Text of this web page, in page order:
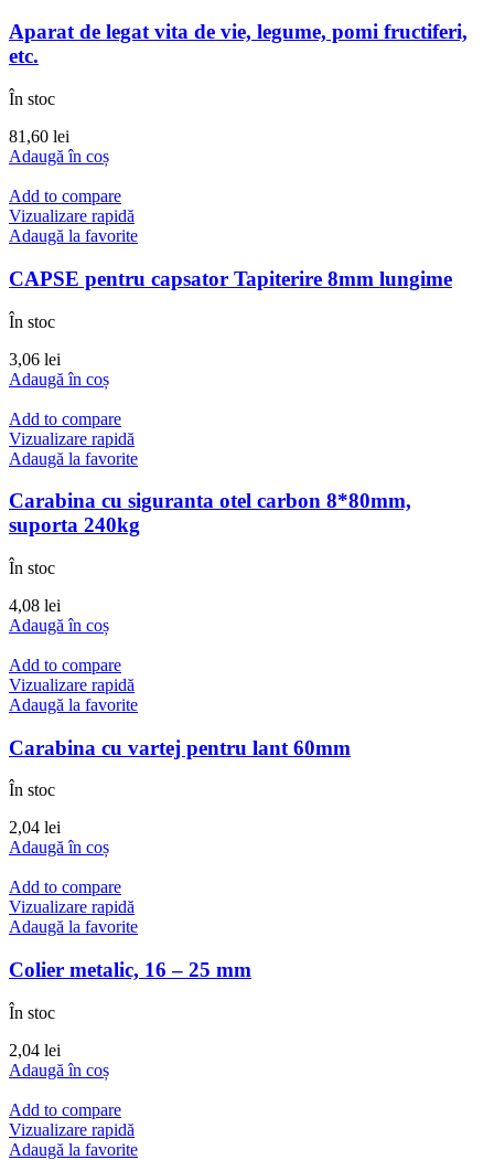
Aparat de legat vita de vie, legume, pomi fructiferi,
etc.
În stoc
81,60 lei
Adaugă în coș
Add to compare
Vizualizare rapidă
Adaugă la favorite
CAPSE pentru capsator Tapiterire 8mm lungime
În stoc
3,06 lei
Adaugă în coș
Add to compare
Vizualizare rapidă
Adaugă la favorite
Carabina cu siguranta otel carbon 8*80mm,
suporta 240kg
În stoc
4,08 lei
Adaugă în coș
Add to compare
Vizualizare rapidă
Adaugă la favorite
Carabina cu vartej pentru lant 60mm
În stoc
2,04 lei
Adaugă în coș
Add to compare
Vizualizare rapidă
Adaugă la favorite
Colier metalic, 16 – 25 mm
În stoc
2,04 lei
Adaugă în coș
Add to compare
Vizualizare rapidă
Adaugă la favorite